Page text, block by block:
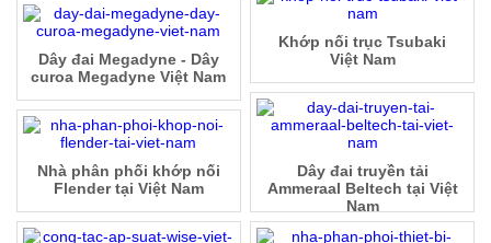
Khớp nối trục Tsubaki
Việt Nam
Dây đai Megadyne - Dây
curoa Megadyne Việt Nam
Dây đai truyền tải
Ammeraal Beltech tại Việt
Nam
Nhà phân phối khớp nối
Flender tại Việt Nam